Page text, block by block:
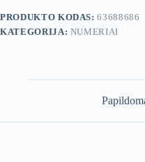
PRODUKTO KODAS:63688686
KATEGORIJA: NUMERIAI